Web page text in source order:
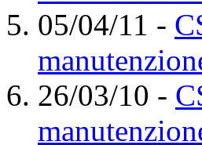
05/04/11 -
26/03/10 -